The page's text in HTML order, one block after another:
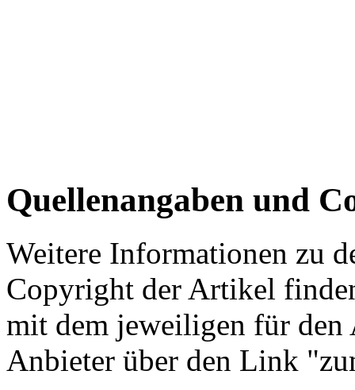
Quellenangaben und
Weitere Informationen zu
Copyright der Artikel
mit dem jeweiligen für
Anbieter über den Link